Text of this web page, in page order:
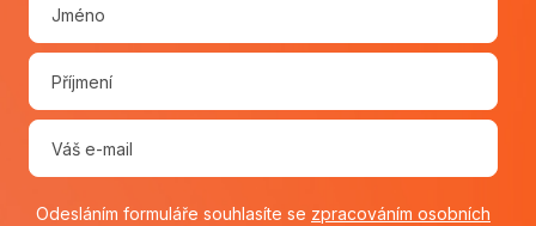
Odesláním formuláře souhlasíte se zpracováním osobních